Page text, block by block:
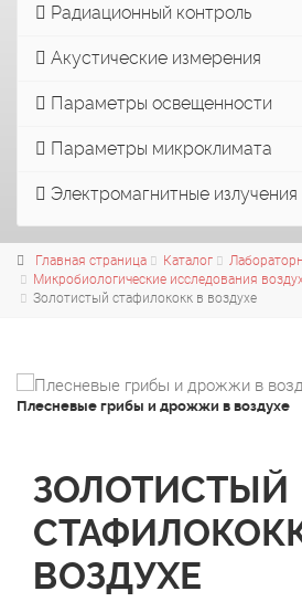
Радиационный контроль
Акустические измерения
Параметры освещенности
Параметры микроклимата
Электромагнитные излучения
Главная страница Каталог
Микробиологические исследования
Золотистый стафилококк в воздухе
Плесневые грибы и дрожжи в воздухе
ЗОЛОТИСТЫЙ
ВОЗДУХЕ